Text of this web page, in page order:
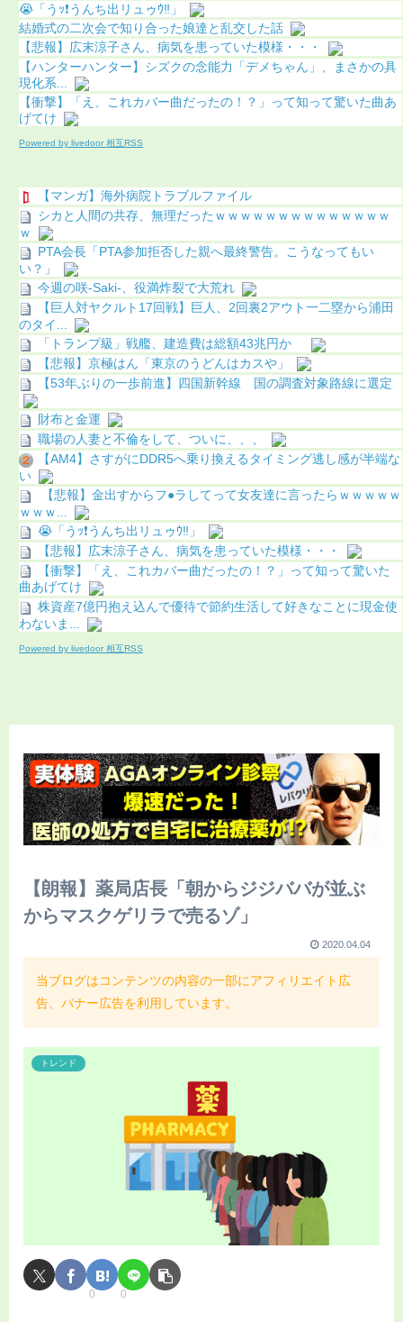
😭「うｯ❗️うんち出リュゥｳ‼️」
結婚式の二次会で知り合った娘達と乱交した話
【悲報】広末涼子さん、病気を患っていた模様・・・
【ハンターハンター】シズクの念能力「デメちゃん」、まさかの具
現化系...
【衝撃】「え、これカバー曲だったの！？」って知って驚いた曲あ
げてけ
Powered by livedoor 相互RSS
【マンガ】海外病院トラブルファイル
シカと人間の共存、無理だったｗｗｗｗｗｗｗｗｗｗｗｗｗｗ
ｗ
PTA会長「PTA参加拒否した親へ最終警告。こうなってもい
い？」
今週の咲-Saki-、役満炸裂で大荒れ
【巨人対ヤクルト17回戦】巨人、2回裏2アウト一二塁から浦田
のタイ...
「トランプ級」戦艦、建造費は総額43兆円か
【悲報】京極はん「東京のうどんはカスや」
【53年ぶりの一歩前進】四国新幹線 国の調査対象路線に選定
財布と金運
職場の人妻と不倫をして、ついに、、、
【AM4】さすがにDDR5へ乗り換えるタイミング逃し感が半端な
い
【悲報】金出すからフ●ラしてって女友達に言ったらｗｗｗｗｗ
ｗｗｗ...
😭「うｯ❗️うんち出リュゥｳ‼️」
【悲報】広末涼子さん、病気を患っていた模様・・・
【衝撃】「え、これカバー曲だったの！？」って知って驚いた
曲あげてけ
株資産7億円抱え込んで優待で節約生活して好きなことに現金使
わないま...
Powered by livedoor 相互RSS
【朗報】薬局店長「朝からジジババが並ぶ
からマスクゲリラで売るゾ」
2020.04.04
当ブログはコンテンツの内容の一部にアフィリエイト広
告、バナー広告を利用しています。
トレンド
0 0